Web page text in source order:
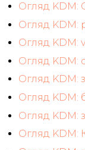
Огляд KDM:
Огляд KDM:
Огляд KDM:
Огляд KDM:
Огляд KDM:
Огляд KDM:
Огляд KDM:
Огляд KDM: